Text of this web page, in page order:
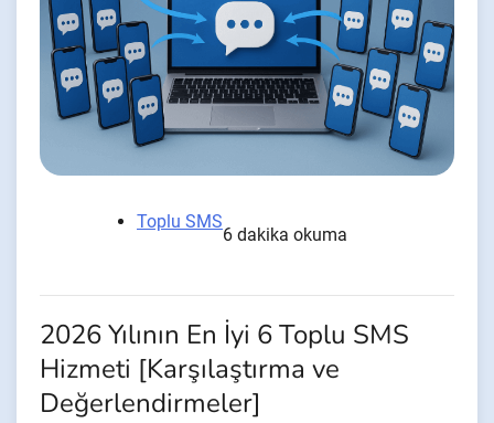
Toplu SMS
6 dakika okuma
2026 Yılının En İyi 6 Toplu SMS
Hizmeti [Karşılaştırma ve
Değerlendirmeler]